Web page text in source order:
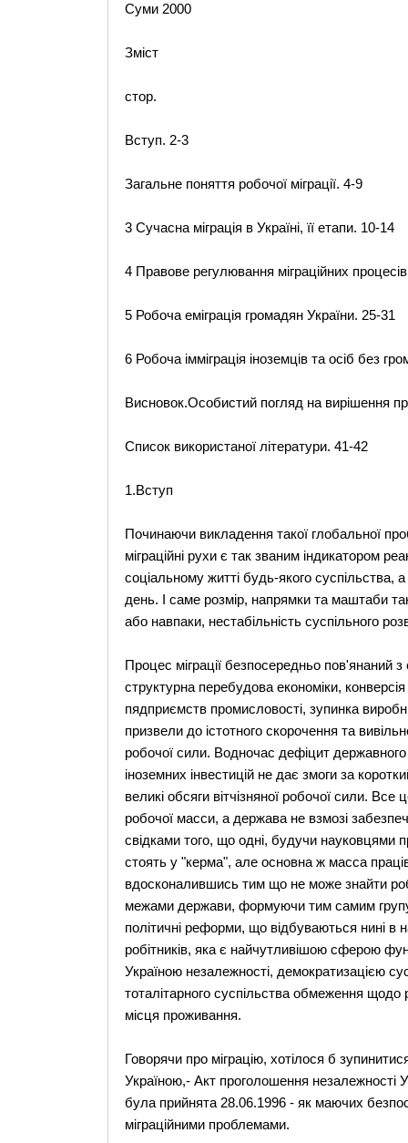
Суми 2000
Зміст
стор.
Вступ. 2-3
Загальне поняття робочої міграції. 4-9
3 Сучасна міграція в Україні, її етапи. 10-14
4 Правове регулювання міграційних
5 Робоча еміграція громадян України. 25-31
6 Робоча імміграція іноземців та осіб без
Висновок.Особистий погляд на вирішення
Список використаної літератури. 41-42
1.Вступ
Починаючи викладення такої глобальної
міграційні рухи є так званим індикатором
соціальному житті будь-якого суспільства,
день. І саме розмір, напрямки та маштаби
або навпаки, нестабільність суспільного
Процес міграції безпосередньо пов'янаний
структурна перебудова економіки,
пядприємств промисловості, зупинка
призвели до істотного скорочення та
робочої сили. Водночас дефіцит
іноземних інвестицій не дає змоги за
великі обсяги вітчізняної робочої сили.
робочої масси, а держава не взмозі
свідками того, що одні, будучи науковцями
стоять у "керма", але основна ж масса
вдосконалившись тим що не може знайти
межами держави, формуючи тим самим групу
політичні реформи, що відбуваються нині в
робітників, яка є найчутливішою сферою
Україною незалежності, демократизацією
тоталітарного суспільства обмеження щодо
місця проживання.
Говорячи про міграцію, хотілося б
Україною,- Акт проголошення незалежності
була прийнята 28.06.1996 - як маючих
міграційними проблемами.